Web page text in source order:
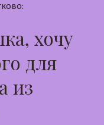
хочу
для
из